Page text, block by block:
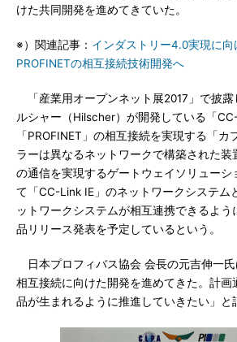
けた共同開発を進めてきていた。
※）関連記事： インダストリー4.0実現に向
PROFINETの相互接続技術開発へ
「産業用オープンネット展2017」で披露
ルシャー（Hilscher）が開発している「
「PROFINET」の相互接続を実現する「
ラーは異なるネットワークで構築された装
の通信を実現するゲートウェイソリューシ
て「CC-Link IE」のネットワークシステム
ットワークシステムが相互連携できるよう
品リリース発表を予定しているという。
日本プロフィバス協会 会長の元吉伸一
相互接続に向けた開発を進めてきた。計画
品が生まれるように推進していきたい」と